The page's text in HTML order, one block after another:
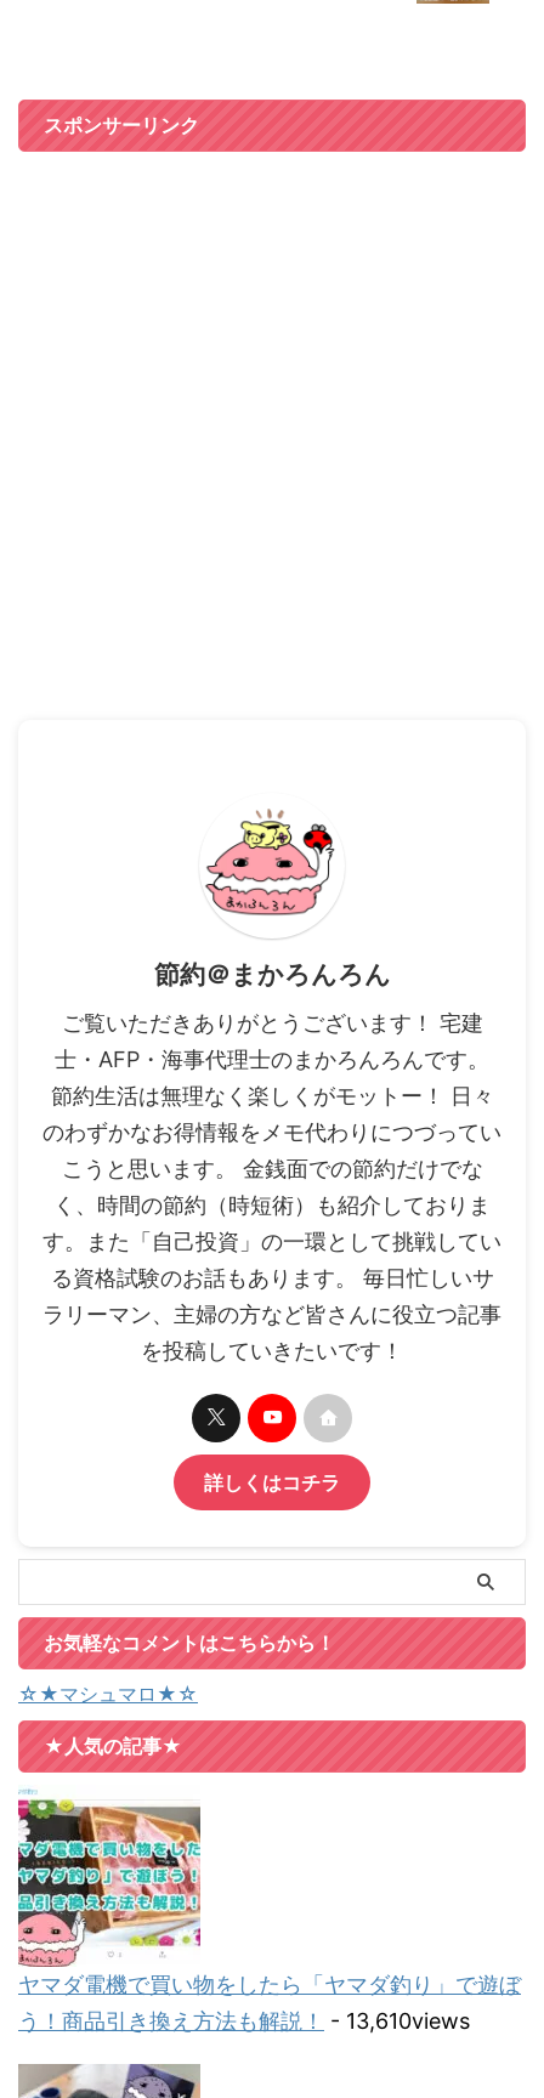
スポンサーリンク
節約＠まかろんろん
ご覧いただきありがとうございます！ 宅建
士・AFP・海事代理士のまかろんろんです。
節約生活は無理なく楽しくがモットー！ 日々
のわずかなお得情報をメモ代わりにつづってい
こうと思います。 金銭面での節約だけでな
く、時間の節約（時短術）も紹介しておりま
す。また「自己投資」の一環として挑戦してい
る資格試験のお話もあります。 毎日忙しいサ
ラリーマン、主婦の方など皆さんに役立つ記事
を投稿していきたいです！
詳しくはコチラ
お気軽なコメントはこちらから！
☆★マシュマロ★☆
★人気の記事★
ヤマダ電機で買い物をしたら「ヤマダ釣り」で遊ぼ
う！商品引き換え方法も解説！
- 13,610views